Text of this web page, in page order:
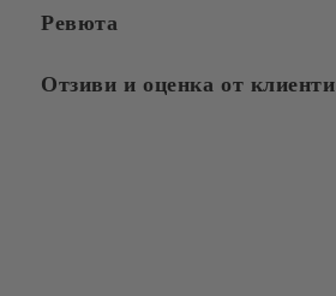
Ревюта
Отзиви и оценка от клиенти